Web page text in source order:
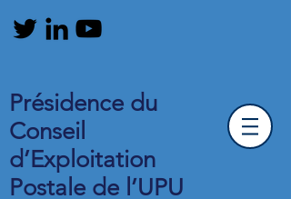
Présidence du
Conseil
d’Exploitation
Postale de l’UPU